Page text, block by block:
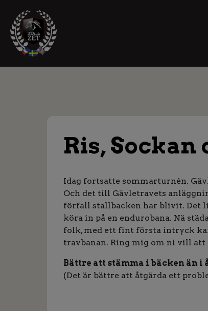
Ris, Sockan
Idag fortsatte sommarturnén.
Och det till Gävletravets
förfall stallbacken har blivit. Det
köra in på en endurobana. Nä
folk, med ett fint första intryck
travbanan. Ring mig om ni vill
Bättre att stämma i bäcken än i
(Det är bättre att åtgärda ett